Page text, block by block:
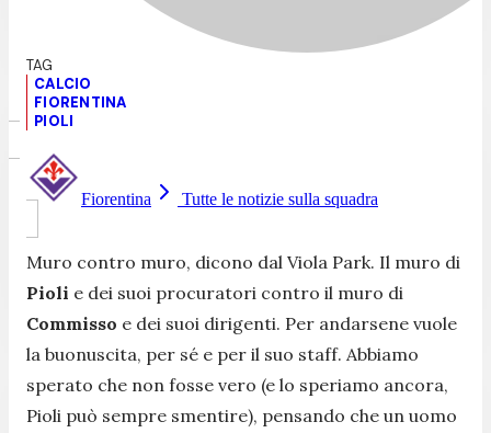
CALCIO
FIORENTINA
PIOLI
Fiorentina Tutte le notizie sulla squadra
Muro contro muro, dicono dal Viola Park. Il muro di
Pioli e dei suoi procuratori contro il muro di
Commisso e dei suoi dirigenti. Per andarsene vuole
la buonuscita, per sé e per il suo staff. Abbiamo
sperato che non fosse vero (e lo speriamo ancora,
Pioli può sempre smentire), pensando che un uomo